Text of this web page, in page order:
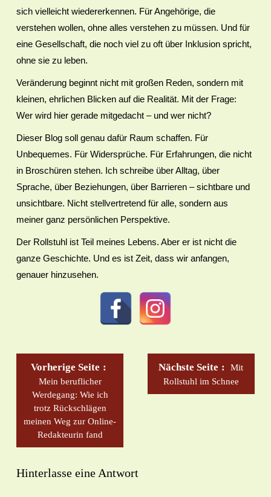
sich vielleicht wiedererkennen. Für Angehörige, die
verstehen wollen, ohne alles verstehen zu müssen. Und für
eine Gesellschaft, die noch viel zu oft über Inklusion spricht,
ohne sie zu leben.
Veränderung beginnt nicht mit großen Reden, sondern mit
kleinen, ehrlichen Blicken auf die Realität. Mit der Frage:
Wer wird hier gerade mitgedacht – und wer nicht?
Dieser Blog soll genau dafür Raum schaffen. Für
Unbequemes. Für Widersprüche. Für Erfahrungen, die nicht
in Broschüren stehen. Ich schreibe über Alltag, über
Sprache, über Beziehungen, über Barrieren – sichtbare und
unsichtbare. Nicht stellvertretend für alle, sondern aus
meiner ganz persönlichen Perspektive.
Der Rollstuhl ist Teil meines Lebens. Aber er ist nicht die
ganze Geschichte. Und es ist Zeit, dass wir anfangen,
genauer hinzusehen.
Vorherige Seite
Mein beruflicher
Werdegang: Wie ich
trotz Rückschlägen
meinen Weg zur Online-
Redakteurin fand
Nächste Seite
Mit
Rollstuhl im Schnee
Hinterlasse eine Antwort